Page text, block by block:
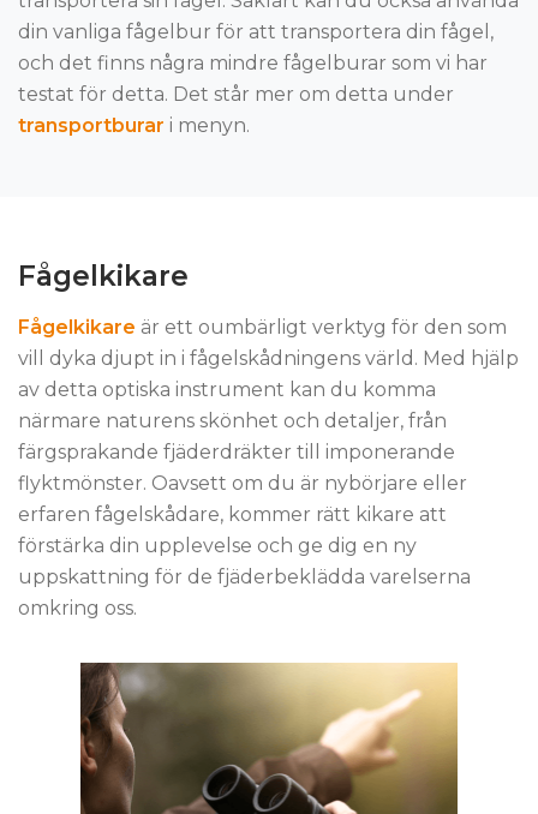
din vanliga fågelbur för att transportera din fågel,
och det finns några mindre fågelburar som vi har
testat för detta. Det står mer om detta under
transportburar i menyn.
Fågelkikare
Fågelkikare är ett oumbärligt verktyg för den som
vill dyka djupt in i fågelskådningens värld. Med hjälp
av detta optiska instrument kan du komma
närmare naturens skönhet och detaljer, från
färgsprakande fjäderdräkter till imponerande
flyktmönster. Oavsett om du är nybörjare eller
erfaren fågelskådare, kommer rätt kikare att
förstärka din upplevelse och ge dig en ny
uppskattning för de fjäderbeklädda varelserna
omkring oss.